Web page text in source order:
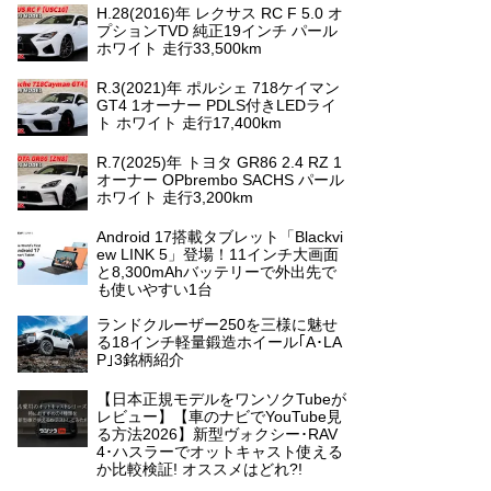
H.28(2016)年 レクサス RC F 5.0 オ
プションTVD 純正19インチ パール
ホワイト 走行33,500km
R.3(2021)年 ポルシェ 718ケイマン
GT4 1オーナー PDLS付きLEDライ
ト ホワイト 走行17,400km
R.7(2025)年 トヨタ GR86 2.4 RZ 1
オーナー OPbrembo SACHS パール
ホワイト 走行3,200km
Android 17搭載タブレット「Blackvi
ew LINK 5」登場！11インチ大画面
と8,300mAhバッテリーで外出先で
も使いやすい1台
ランドクルーザー250を三様に魅せ
る18インチ軽量鍛造ホイール｢A･LA
P｣3銘柄紹介
【日本正規モデルをワンソクTubeが
レビュー】【車のナビでYouTube見
る方法2026】新型ヴォクシー･RAV
4･ハスラーでオットキャスト使える
か比較検証! オススメはどれ?!